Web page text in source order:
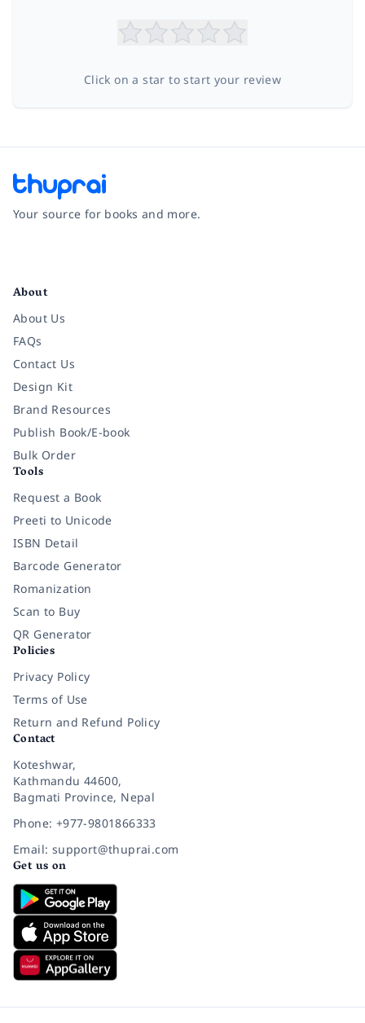
Click on a star to start your review
Your source for books and more.
About
About Us
FAQs
Contact Us
Design Kit
Brand Resources
Publish Book/E-book
Bulk Order
Tools
Request a Book
Preeti to Unicode
ISBN Detail
Barcode Generator
Romanization
Scan to Buy
QR Generator
Policies
Privacy Policy
Terms of Use
Return and Refund Policy
Contact
Koteshwar,
Kathmandu 44600,
Bagmati Province, Nepal
Phone: +977-9801866333
Email: support@thuprai.com
Get us on